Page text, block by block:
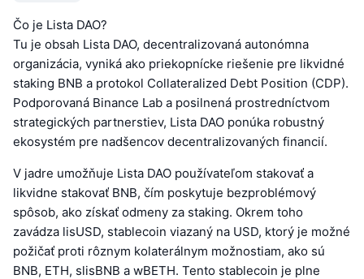
Čo je Lista DAO?
Tu je obsah Lista DAO, decentralizovaná autonómna
organizácia, vyniká ako priekopnícke riešenie pre likvidné
staking BNB a protokol Collateralized Debt Position (CDP).
Podporovaná Binance Lab a posilnená prostredníctvom
strategických partnerstiev, Lista DAO ponúka robustný
ekosystém pre nadšencov decentralizovaných financií.
V jadre umožňuje Lista DAO používateľom stakovať a
likvidne stakovať BNB, čím poskytuje bezproblémový
spôsob, ako získať odmeny za staking. Okrem toho
zavádza lisUSD, stablecoin viazaný na USD, ktorý je možné
požičať proti rôznym kolaterálnym možnostiam, ako sú
BNB, ETH, slisBNB a wBETH. Tento stablecoin je plne